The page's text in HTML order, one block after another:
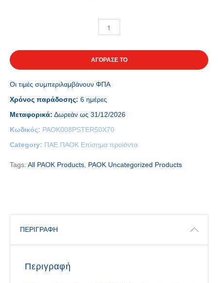
ΑΓΟΡΑΣΕ ΤΟ
Οι τιμές συμπεριλαμβάνουν ΦΠΑ
Χρόνος παράδοσης: 6 ημέρες
Μεταφορικά: Δωρεάν ως 31/12/2026
Κωδικός: PAOK008PSTER50X70
Category: ΠΑΕ ΠΑΟΚ Επίσημα προϊόντα
Tags: All PAOK Products PAOK Uncategorized Products
ΠΕΡΙΓΡΑΦΉ
Περιγραφή